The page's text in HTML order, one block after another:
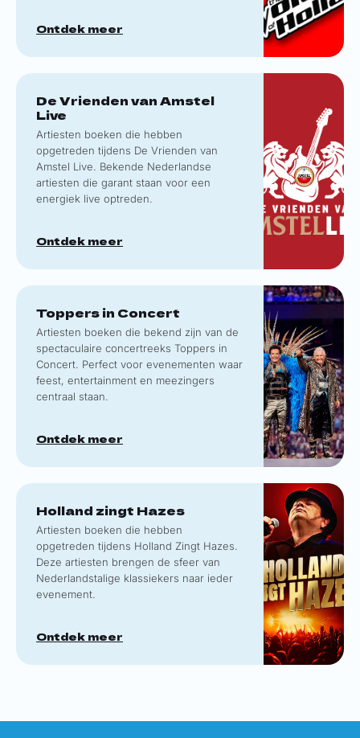
Ontdek meer
De Vrienden van Amstel
Live
Artiesten boeken die hebben
opgetreden tijdens De Vrienden van
Amstel Live. Bekende Nederlandse
artiesten die garant staan voor een
energiek live optreden.
Ontdek meer
Toppers in Concert
Artiesten boeken die bekend zijn van de
spectaculaire concertreeks Toppers in
Concert. Perfect voor evenementen waar
feest, entertainment en meezingers
centraal staan.
Ontdek meer
Holland zingt Hazes
Artiesten boeken die hebben
opgetreden tijdens Holland Zingt Hazes.
Deze artiesten brengen de sfeer van
Nederlandstalige klassiekers naar ieder
evenement.
Ontdek meer